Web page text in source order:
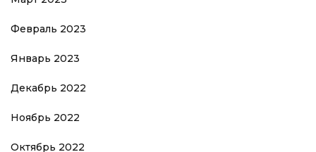
Февраль 2023
Январь 2023
Декабрь 2022
Ноябрь 2022
Октябрь 2022